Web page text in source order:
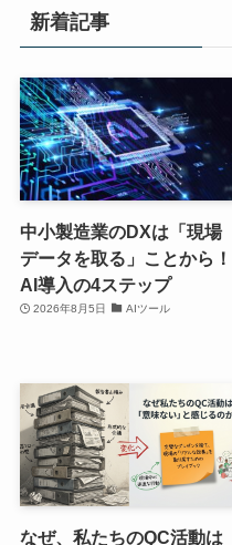
新着記事
中小製造業のDXは「現場
データを取る」ことから！
AI導入の4ステップ
2026年8月5日 AIツール
なぜ、私たちのQC活動は